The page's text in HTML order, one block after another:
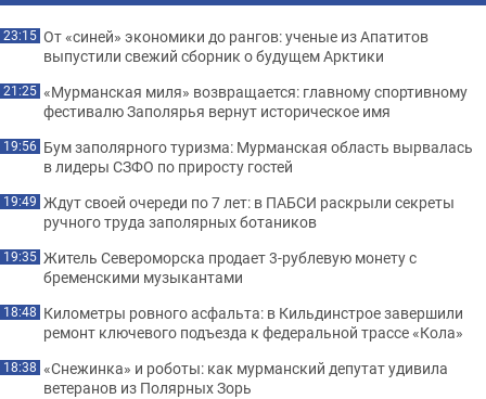
23:15 От «синей» экономики до рангов: ученые из Апатитов
выпустили свежий сборник о будущем Арктики
21:25 «Мурманская миля» возвращается: главному спортивному
фестивалю Заполярья вернут историческое имя
19:56 Бум заполярного туризма: Мурманская область вырвалась
в лидеры СЗФО по приросту гостей
19:49 Ждут своей очереди по 7 лет: в ПАБСИ раскрыли секреты
ручного труда заполярных ботаников
19:35 Житель Североморска продает 3-рублевую монету с
бременскими музыкантами
18:48 Километры ровного асфальта: в Кильдинстрое завершили
ремонт ключевого подъезда к федеральной трассе «Кола»
18:38 «Снежинка» и роботы: как мурманский депутат удивила
ветеранов из Полярных Зорь